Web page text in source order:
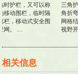
时护栏，又可以称
移动围栏，临时隔
栏，移动式安全围
网。 …
三角
角折
网格
视野
相关信息